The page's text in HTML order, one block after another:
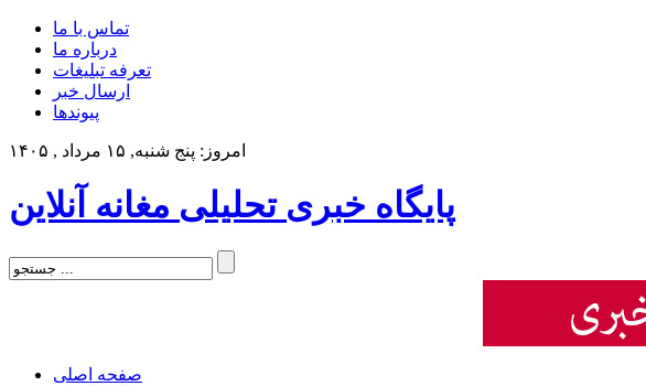
تماس با ما
درباره ما
تعرفه تبلیغات
ارسال خبر
پیوندها
امروز: پنج شنبه, ۱۵ مرداد , ۱۴۰۵
پایگاه خبری تحلیلی مغانه آنلاین
صفحه اصلی